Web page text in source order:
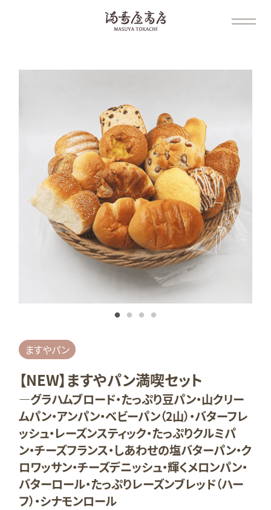
ますやパン
【NEW】ますやパン満喫セット
―グラハムブロード・たっぷり豆パン・山クリー
ムパン・アンパン・ベビーパン（2山）・バターフレ
ッシュ・レーズンスティック・たっぷりクルミパ
ン・チーズフランス・しあわせの塩バターパン・ク
ロワッサン・チーズデニッシュ・輝くメロンパン・
バターロール・たっぷりレーズンブレッド（ハー
フ）・シナモンロール